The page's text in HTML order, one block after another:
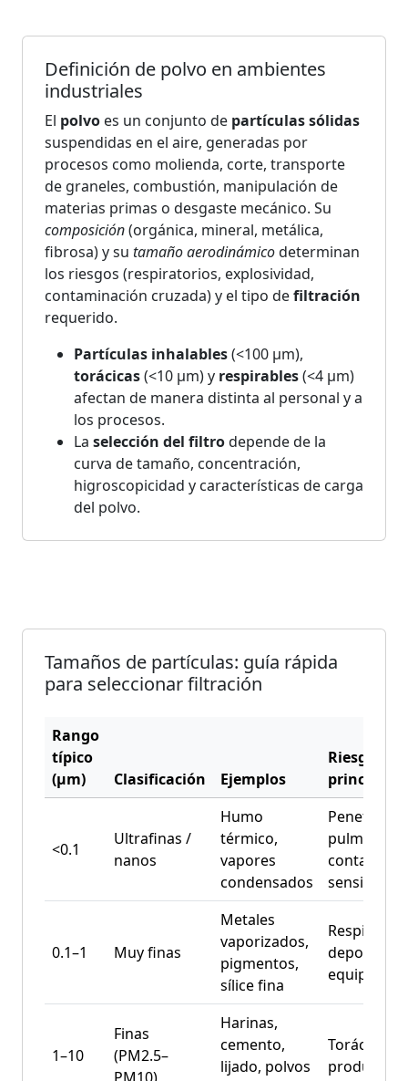
Definición de polvo en ambientes
industriales
El polvo es un conjunto de partículas sólidas
suspendidas en el aire, generadas por
procesos como molienda, corte, transporte
de graneles, combustión, manipulación de
materias primas o desgaste mecánico. Su
composición(orgánica, mineral, metálica,
fibrosa) y su tamaño aerodinámicodeterminan
los riesgos (respiratorios, explosividad,
contaminación cruzada) y el tipo defiltración
requerido.
Partículas inhalables(<100 μm),
torácicas(<10 μm) y respirables(<4 μm)
afectan de manera distinta al personal y a
los procesos.
La selección del filtrodepende de la
curva de tamaño, concentración,
higroscopicidad y características de carga
del polvo.
Tamaños de partículas: guía rápida
para seleccionar filtración
Rango
típico
(μm)
Clasificación Ejemplos
Riesgo
principal
<0.1
Ultrafinas /
nanos
Humo
térmico,
vapores
condensados
pulmonar /
sensible
0.1–1 Muy finas
Metales
vaporizados,
pigmentos,
sílice fina
Respirable,
deposición
equipos
1–10
Finas
(PM2.5–
Harinas,
cemento,
lijado, polvos
Torácico y
producto